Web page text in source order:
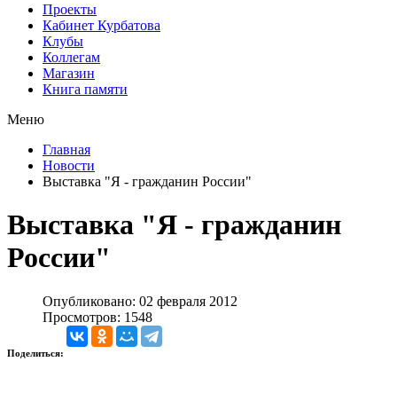
Проекты
Кабинет Курбатова
Клубы
Коллегам
Магазин
Книга памяти
Меню
Главная
Новости
Выставка "Я - гражданин России"
Выставка "Я - гражданин
России"
Опубликовано: 02 февраля 2012
Просмотров: 1548
Поделиться: